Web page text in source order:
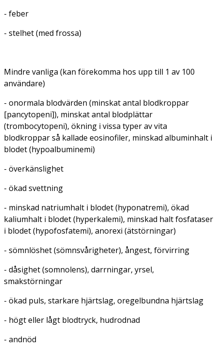
- feber
- stelhet (med frossa)
Mindre vanliga (kan förekomma hos upp till 1 av 100
användare)
- onormala blodvärden (minskat antal blodkroppar
[pancytopeni]), minskat antal blodplättar
(trombocytopeni), ökning i vissa typer av vita
blodkroppar så kallade eosinofiler, minskad albuminhalt i
blodet (hypoalbuminemi)
- överkänslighet
- ökad svettning
- minskad natriumhalt i blodet (hyponatremi), ökad
kaliumhalt i blodet (hyperkalemi), minskad halt fosfataser
i blodet (hypofosfatemi), anorexi (ätstörningar)
- sömnlöshet (sömnsvårigheter), ångest, förvirring
- dåsighet (somnolens), darrningar, yrsel,
smakstörningar
- ökad puls, starkare hjärtslag, oregelbundna hjärtslag
- högt eller lågt blodtryck, hudrodnad
- andnöd